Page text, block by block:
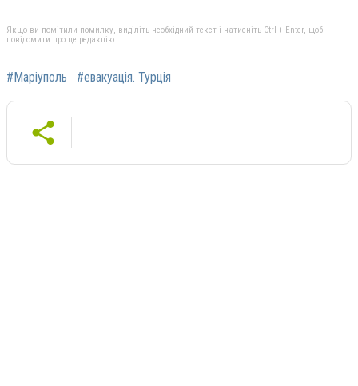
Якщо ви помітили помилку, виділіть необхідний текст і натисніть Ctrl + Enter, щоб
повідомити про це редакцію
#Маріуполь #евакуація. Турція